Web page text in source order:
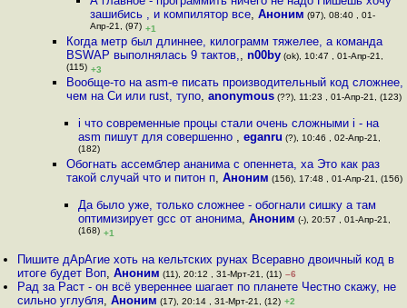
зашибись , и компилятор все,Аноним (97), 08:40 , 01-
Апр-21, (97) +1
Когда метр был длиннее, килограмм тяжелее, а команда
BSWAP выполнялась 9 тактов,, n00by(ok), 10:47 , 01-Апр-21,
(115) +3
Вообще-то на asm-е писать производительный код сложнее,
чем на Си или rust, тупо, anonymous(??), 11:23 , 01-Апр-21, (123)
i что современные процы стали очень сложными i - на
asm пишут для совершенно , eganru (?), 10:46 , 02-Апр-21,
(182)
Обогнать ассемблер ананима с опеннета, ха Это как раз
такой случай что и питон п, Аноним (156), 17:48 , 01-Апр-21, (156)
Да было уже, только сложнее - обогнали сишку а там
оптимизирует gcc от анонима, Аноним (-), 20:57 , 01-Апр-21,
(168) +1
Пишите дАрАгие хоть на кельтских рунах Всеравно двоичный код в
итоге будет Воп,Аноним (11), 20:12 , 31-Мрт-21, (11) –6
Рад за Раст - он всё увереннее шагает по планете Честно скажу, не
сильно углубля,Аноним (17), 20:14 , 31-Мрт-21, (12) +2